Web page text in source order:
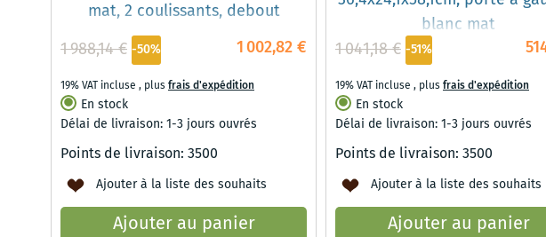
mat, 2 coulissants, debout
1 002,82 €
1 988,14 € -50%
19% VAT incluse , plusfrais d'expédition
En stock
Délai de livraison: 1-3 jours ouvrés
Points de livraison: 3500
Ajouter à la liste des souhaits
Ajouter au panier
blanc mat
1 041,18 € -51%
19% VAT incluse , plusfrais d'expédition
En stock
Délai de livraison: 1-3 jours ouvrés
Points de livraison: 3500
Ajouter à la liste des souhaits
Ajouter au panier